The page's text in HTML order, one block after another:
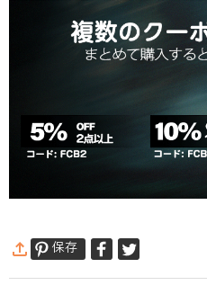
保存